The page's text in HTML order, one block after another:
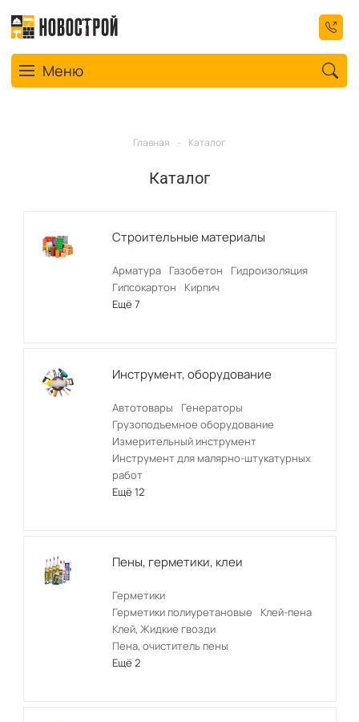
Toggle navigation
Меню
Главная - Каталог
Каталог
Строительные материалы
Арматура Газобетон
Гидроизоляция
Гипсокартон
Кирпич
Ещё 7
Инструмент, оборудование
Автотовары
Генераторы
Грузоподъемное оборудование
Измерительный инструмент
Инструмент для малярно-штукатурных
работ
Ещё 12
Пены, герметики, клеи
Герметики
Герметики полиуретановые
Клей-пена
Клей, Жидкие гвозди
Пена, очиститель пены
Ещё 2